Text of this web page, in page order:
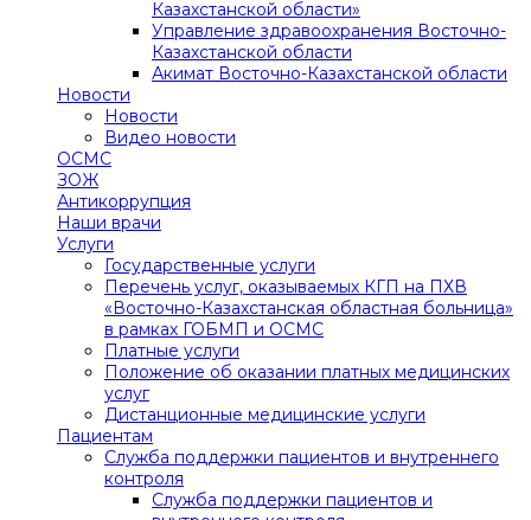
Казахстанской области»
Управление здравоохранения Восточно-
Казахстанской области
Акимат Восточно-Казахстанской области
Новости
Новости
Видео новости
ОСМС
ЗОЖ
Антикоррупция
Наши врачи
Услуги
Государственные услуги
Перечень услуг, оказываемых КГП на ПХВ
«Восточно-Казахстанская областная больница»
в рамках ГОБМП и ОСМС
Платные услуги
Положение об оказании платных медицинских
услуг
Дистанционные медицинские услуги
Пациентам
Служба поддержки пациентов и внутреннего
контроля
Служба поддержки пациентов и